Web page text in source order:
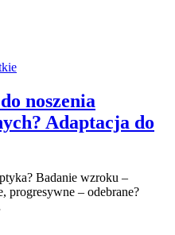
noszenia
Adaptacja do
Badanie wzroku –
progresywne – odebrane?